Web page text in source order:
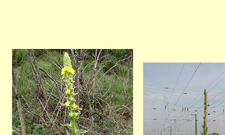
Bild